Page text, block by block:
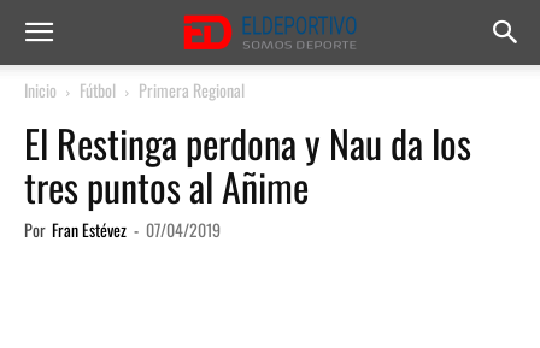
Inicio Fútbol Primera Regional
El Restinga perdona y Nau da los
tres puntos al Añime
Por Fran Estévez - 07/04/2019